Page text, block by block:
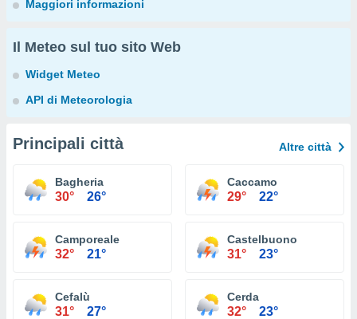
Maggiori informazioni
Il Meteo sul tuo sito Web
Widget Meteo
API di Meteorologia
Principali città Altre città
Bagheria
30° 26°
Caccamo
29° 22°
Camporeale
32° 21°
Castelbuono
31° 23°
Cefalù
31° 27°
Cerda
32° 23°